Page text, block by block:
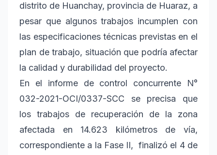
distrito de Huanchay, provincia de Huaraz, a
pesar que algunos trabajos incumplen con
las especificaciones técnicas previstas en el
plan de trabajo, situación que podría afectar
la calidad y durabilidad del proyecto.
En el informe de control concurrente N°
032-2021-OCI/0337-SCC se precisa que
los trabajos de recuperación de la zona
afectada en 14.623 kilómetros de vía,
correspondiente a la Fase II, finalizó el 4 de